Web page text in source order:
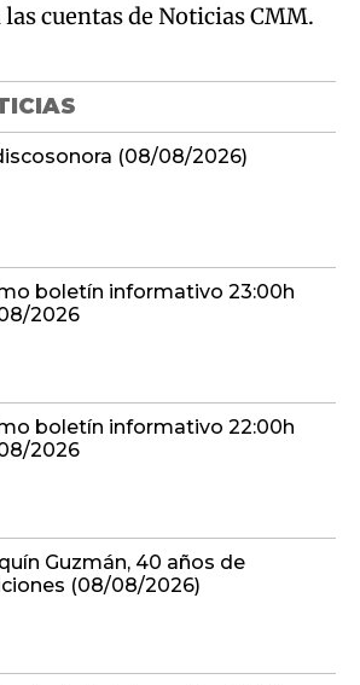
cuentas de Noticias CMM.
(08/08/2026)
boletín informativo 23:00h
2026
boletín informativo 22:00h
2026
Guzmán, 40 años de
(08/08/2026)